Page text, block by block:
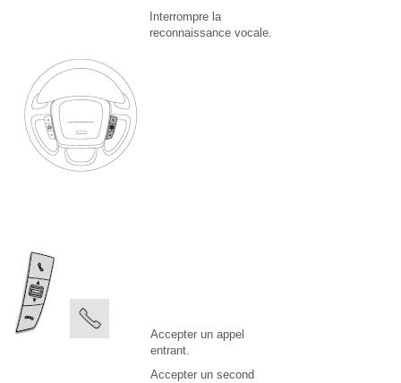
Interrompre la
reconnaissance vocale.
Accepter un appel
entrant.
Accepter un second